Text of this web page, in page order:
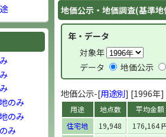
地価公示・地価調査(基準
年・データ
対象年
データ
地価公示
地価公示-[用途別] [1996年]
用途 地点数 平均金額
住宅地
19,948 176,164
のみ
のみ
み